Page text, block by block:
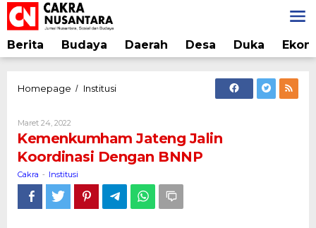
Lewati
ke
konten
Berita Budaya Daerah Desa Duka
Homepage / InstitusiKemenkumham
Dengan
BNNP
Maret 24, 2022
Cakra
Kemenkumham Jateng Jalin
Koordinasi Dengan BNNP
Cakra - Institusi